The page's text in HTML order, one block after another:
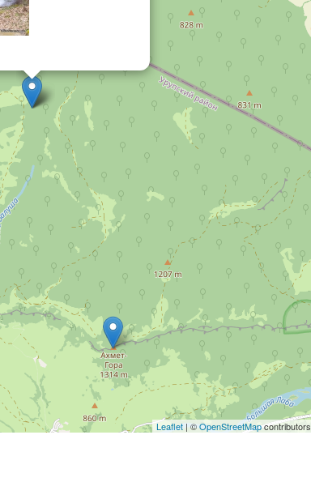
Leaflet | ©OpenStreetMapcontributors